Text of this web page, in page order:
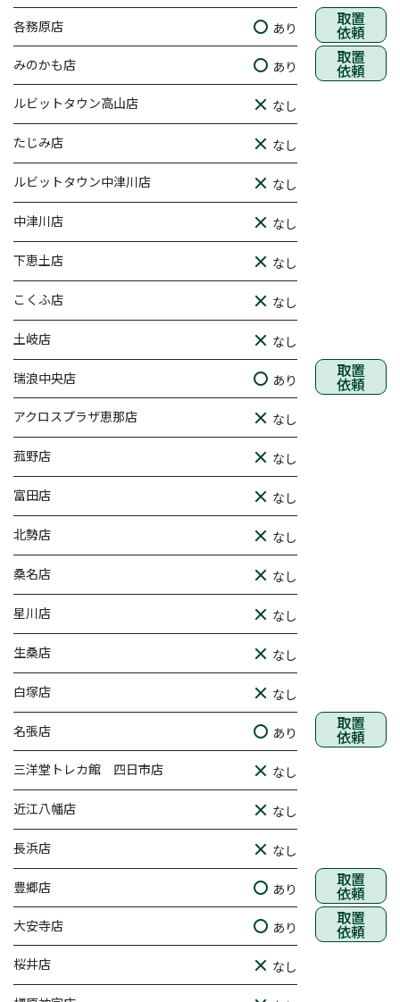
各務原店 あり 取置
依頼
みのかも店 あり 取置
依頼
ルビットタウン高山店 なし
たじみ店 なし
ルビットタウン中津川店 なし
中津川店 なし
下恵土店 なし
こくふ店 なし
土岐店 なし
瑞浪中央店 あり 取置
依頼
アクロスプラザ恵那店 なし
菰野店 なし
富田店 なし
北勢店 なし
桑名店 なし
星川店 なし
生桑店 なし
白塚店 なし
名張店 あり 取置
依頼
三洋堂トレカ館 四日市店 なし
近江八幡店 なし
長浜店 なし
豊郷店 あり 取置
依頼
大安寺店 あり 取置
依頼
桜井店 なし